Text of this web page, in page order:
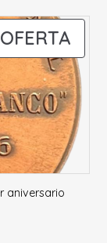
OFERTA
EN
aniversario